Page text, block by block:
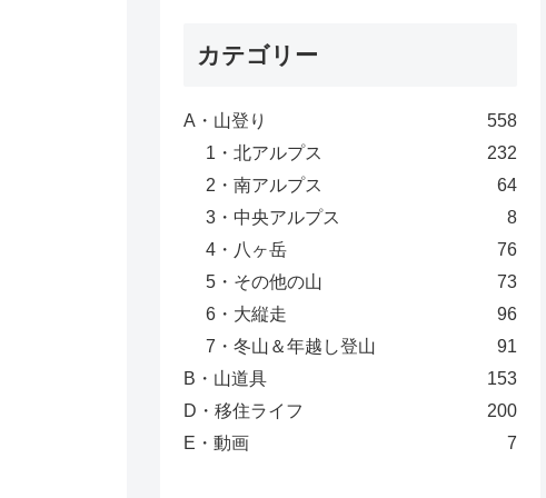
カテゴリー
A・山登り
558
1・北アルプス
232
2・南アルプス
64
3・中央アルプス
8
4・八ヶ岳
76
5・その他の山
73
6・大縦走
96
7・冬山＆年越し登山
91
B・山道具
153
D・移住ライフ
200
E・動画
7